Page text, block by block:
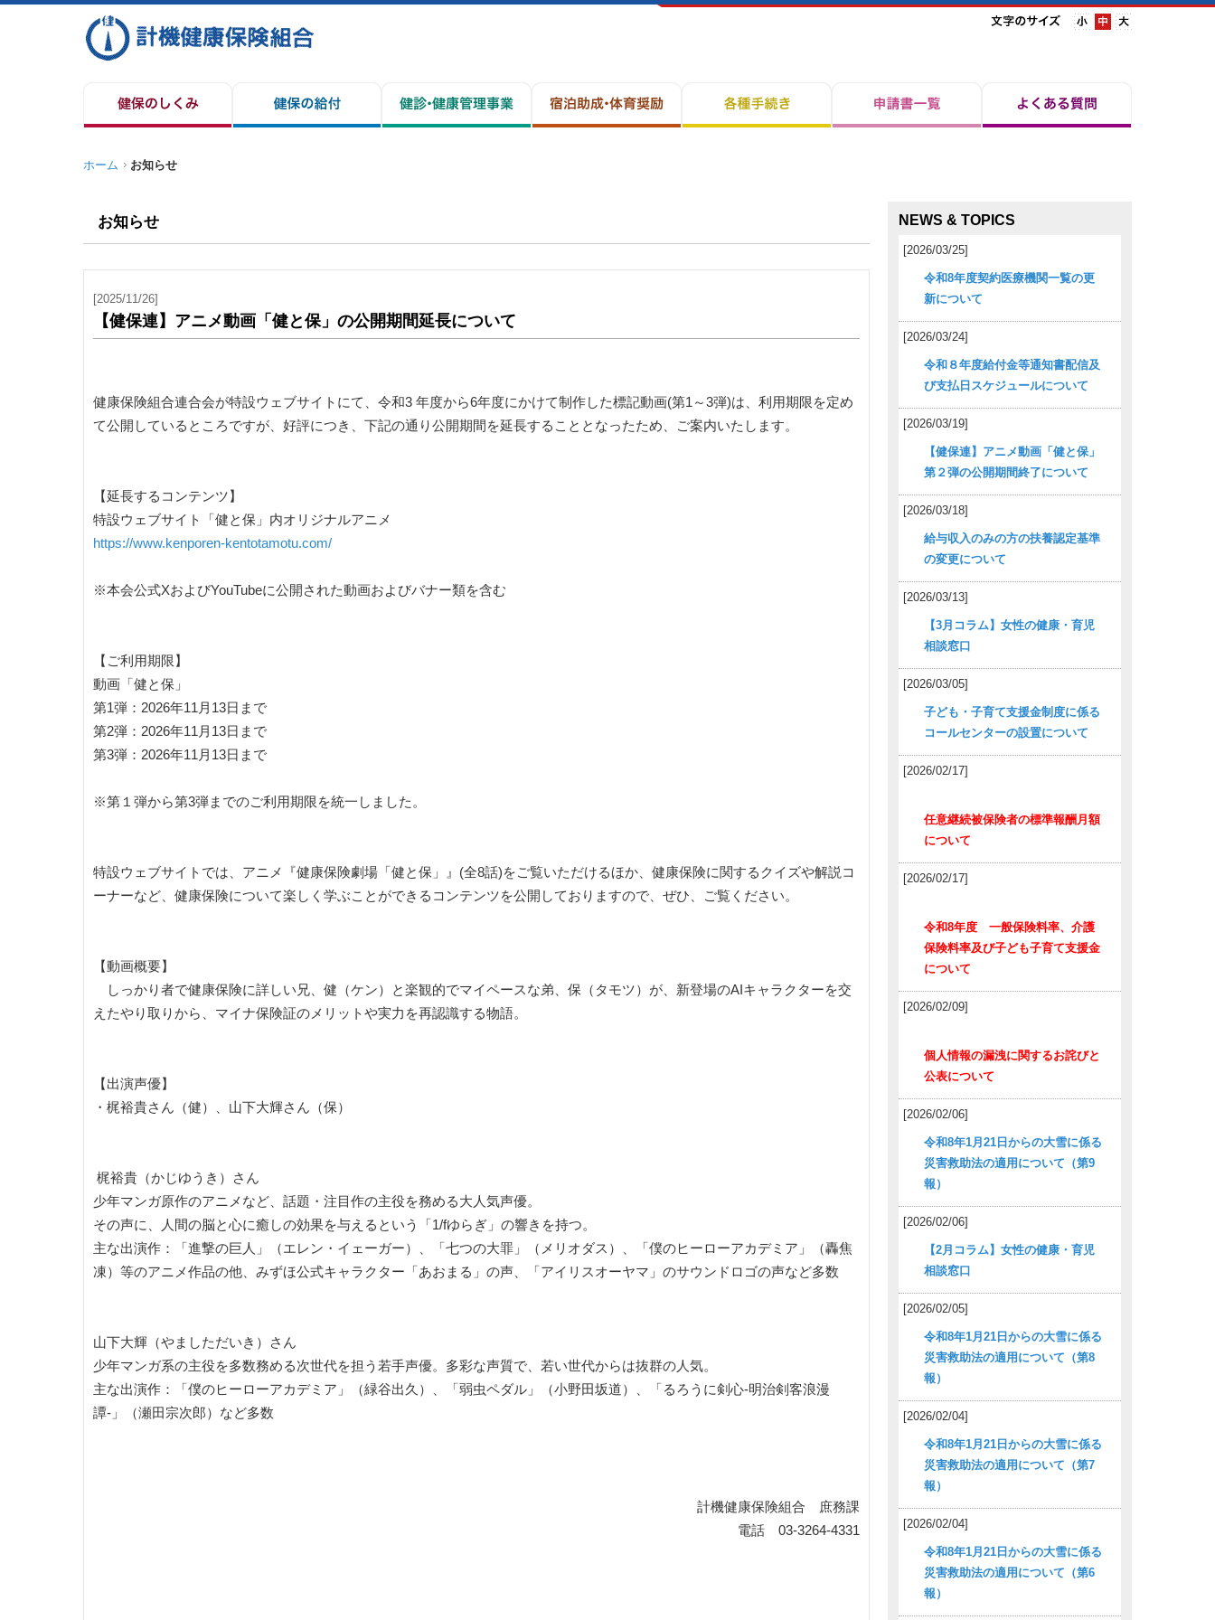
ホーム お知らせ
お知らせ
[2025/11/26]
【健保連】アニメ動画「健と保」の公開期間延長について
健康保険組合連合会が特設ウェブサイトにて、令和3 年度から6年度にかけて制作した標記動画(第1～3弾)は、利用期限を定め
て公開しているところですが、好評につき、下記の通り公開期間を延長することとなったため、ご案内いたします。
【延長するコンテンツ】
特設ウェブサイト「健と保」内オリジナルアニメ
https://www.kenporen-kentotamotu.com/
※本会公式XおよびYouTubeに公開された動画およびバナー類を含む
【ご利用期限】
動画「健と保」
第1弾：2026年11月13日まで
第2弾：2026年11月13日まで
第3弾：2026年11月13日まで
※第１弾から第3弾までのご利用期限を統一しました。
特設ウェブサイトでは、アニメ『健康保険劇場「健と保」』(全8話)をご覧いただけるほか、健康保険に関するクイズや解説コ
ーナーなど、健康保険について楽しく学ぶことができるコンテンツを公開しておりますので、ぜひ、ご覧ください。
【動画概要】
しっかり者で健康保険に詳しい兄、健（ケン）と楽観的でマイペースな弟、保（タモツ）が、新登場のAIキャラクターを交
えたやり取りから、マイナ保険証のメリットや実力を再認識する物語。
【出演声優】
・梶裕貴さん（健）、山下大輝さん（保）
梶裕貴（かじゆうき）さん
少年マンガ原作のアニメなど、話題・注目作の主役を務める大人気声優。
その声に、人間の脳と心に癒しの効果を与えるという「1/fゆらぎ」の響きを持つ。
主な出演作：「進撃の巨人」（エレン・イェーガー）、「七つの大罪」（メリオダス）、「僕のヒーローアカデミア」（轟焦
凍）等のアニメ作品の他、みずほ公式キャラクター「あおまる」の声、「アイリスオーヤマ」のサウンドロゴの声など多数
山下大輝（やましただいき）さん
少年マンガ系の主役を多数務める次世代を担う若手声優。多彩な声質で、若い世代からは抜群の人気。
主な出演作：「僕のヒーローアカデミア」（緑谷出久）、「弱虫ペダル」（小野田坂道）、「るろうに剣心-明治剣客浪漫
譚-」（瀬田宗次郎）など多数
計機健康保険組合 庶務課
電話 03-3264-4331
NEWS & TOPICS
[2026/03/25]
令和8年度契約医療機関一覧の更
新について
[2026/03/24]
令和８年度給付金等通知書配信及
び支払日スケジュールについて
[2026/03/19]
【健保連】アニメ動画「健と保」
第２弾の公開期間終了について
[2026/03/18]
給与収入のみの方の扶養認定基準
の変更について
[2026/03/13]
【3月コラム】女性の健康・育児
相談窓口
[2026/03/05]
子ども・子育て支援金制度に係る
コールセンターの設置について
[2026/02/17]
任意継続被保険者の標準報酬月額
について
[2026/02/17]
令和8年度 一般保険料率、介護
保険料率及び子ども子育て支援金
について
[2026/02/09]
個人情報の漏洩に関するお詫びと
公表について
[2026/02/06]
令和8年1月21日からの大雪に係る
災害救助法の適用について（第9
報）
[2026/02/06]
【2月コラム】女性の健康・育児
相談窓口
[2026/02/05]
令和8年1月21日からの大雪に係る
災害救助法の適用について（第8
報）
[2026/02/04]
令和8年1月21日からの大雪に係る
災害救助法の適用について（第7
報）
[2026/02/04]
令和8年1月21日からの大雪に係る
災害救助法の適用について（第6
報）